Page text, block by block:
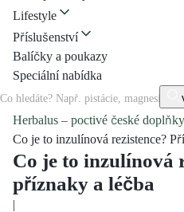
Lifestyle
Příslušenství
Balíčky a poukazy
Speciální nabídka
Herbalus – poctivé české
Co je to inzulínová rezistence?
Co je to inzulínová
příznaky a léčba
|